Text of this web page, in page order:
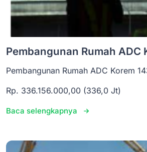
Pembangunan Rumah ADC
Pembangunan Rumah ADC Korem
Rp. 336.156.000,00 (336,0 Jt)
Baca selengkapnya